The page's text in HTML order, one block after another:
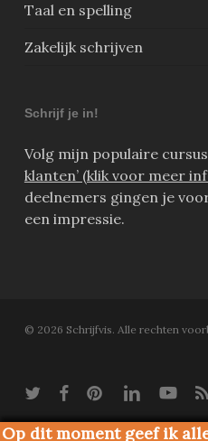
Taal en spelling
Zakelijk schrijven
Schrijf je in!
Volg mijn populaire cursus
klanten’ (klik voor meer
deelnemers gingen je
een impressie.
© 2026 Schrijfvis. Alle rechten
twitter facebookpinterestlinkedinyoutubeRSS
Op dit moment geef ik